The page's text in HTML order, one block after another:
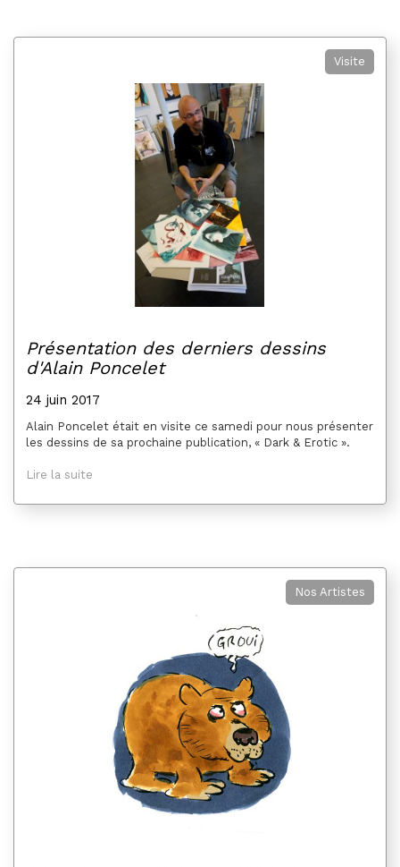
Visite
Présentation des derniers dessins
d'Alain Poncelet
24 juin 2017
Alain Poncelet était en visite ce samedi pour nous présenter
les dessins de sa prochaine publication, « Dark & Erotic ».
Lire la suite
Nos Artistes